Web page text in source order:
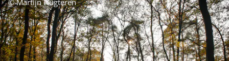
© Martijn Nugteren